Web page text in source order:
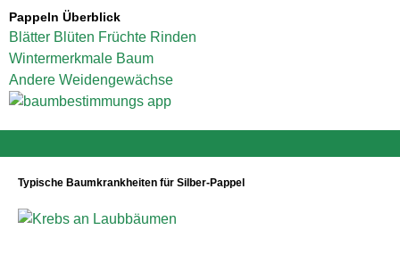
Pappeln Überblick
Blätter Blüten Früchte Rinden
Wintermerkmale Baum
Andere Weidengewächse
Typische Baumkrankheiten für Silber-Pappel